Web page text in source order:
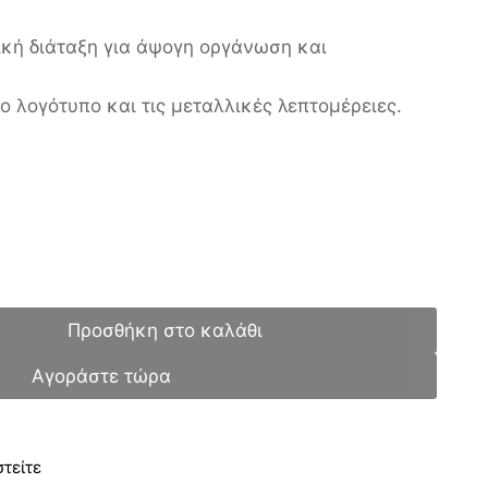
διάταξη για άψογη οργάνωση και
λογότυπο και τις μεταλλικές λεπτομέρειες.
Προσθήκη στο καλάθι
Αγοράστε τώρα